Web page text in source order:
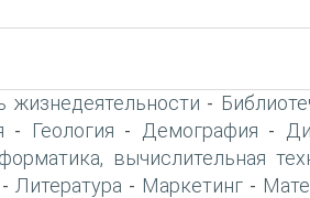
жизнедеятельности -
- Геология - Демография -
вычислительная
- Литература - Маркетинг -